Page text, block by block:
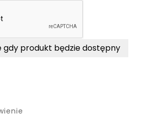
gdy produkt będzie dostępny